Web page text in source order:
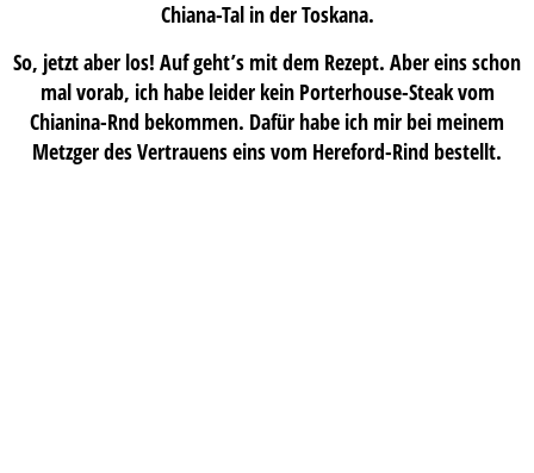
Chiana-Tal in der Toskana.
So, jetzt aber los! Auf geht’s mit dem Rezept. Aber eins schon
mal vorab, ich habe leider kein Porterhouse-Steak vom
Chianina-Rnd bekommen. Dafür habe ich mir bei meinem
Metzger des Vertrauens eins vom Hereford-Rind bestellt.